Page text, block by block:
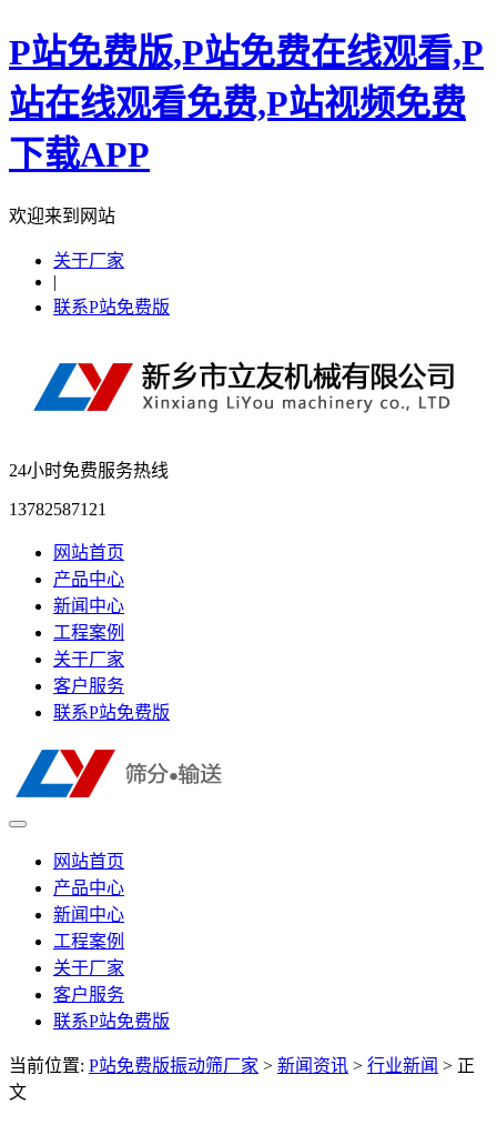
P站免费版,P站免费在线观看,P
站在线观看免费,P站视频免费
下载APP
欢迎来到网站
关于厂家
|
联系P站免费版
24小时免费服务热线
13782587121
网站首页
产品中心
新闻中心
工程案例
关于厂家
客户服务
联系P站免费版
网站首页
产品中心
新闻中心
工程案例
关于厂家
客户服务
联系P站免费版
当前位置: P站免费版振动筛厂家 > 新闻资讯 > 行业新闻 > 正
文